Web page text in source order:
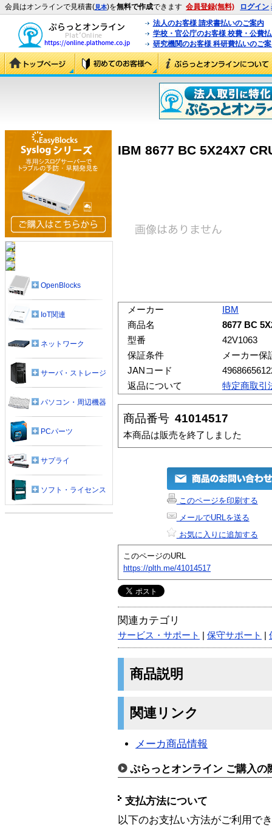
会員はオンラインで見積書(見本)を無料で作成できます 会員登録(無料) ログイン
法人のお客様 請求書払いのご案内
学校・官公庁のお客様 校費・公費
研究機関のお客様 科研費払いのご
IBM 8677 BC 5X24X7
メーカー
IBM
商品名
8677 BC
型番
42V1063
保証条件
メーカー保
JANコード
返品について
特定商取引
商品番号 41014517
本商品は販売を終了しました
このページを印刷する
メールでURLを送る
お気に入りに追加する
このページのURL
https://plth.me/41014517
関連カテゴリ
サービス・サポート 保守サポート
商品説明
関連リンク
メーカ商品情報
ぷらっとオンライン ご購入の
支払方法について
以下のお支払い方法がご利用で
OpenBlocks
IoT関連
ネットワーク
サーバ・ストレージ
パソコン・周辺機器
PCパーツ
サプライ
ソフト・ライセンス